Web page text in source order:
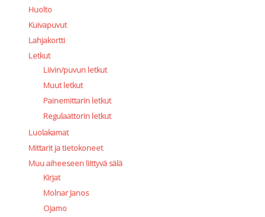
Huolto
Kuivapuvut
Lahjakortti
Letkut
Liivin/puvun letkut
Muut letkut
Painemittarin letkut
Regulaattorin letkut
Luolakamat
Mittarit ja tietokoneet
Muu aiheeseen liittyvä sälä
Kirjat
Molnar Janos
Ojamo